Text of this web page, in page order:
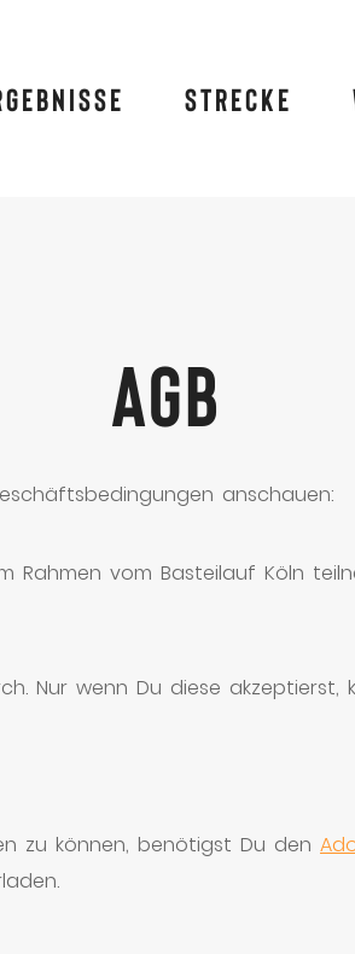
Strecke
AGB
anschauen:
Rahmen vom Basteilauf Köln
Nur wenn Du diese akzeptierst,
zu können, benötigst Du den